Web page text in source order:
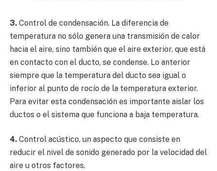
3. Control de condensación. La diferencia de
temperatura no sólo genera una transmisión de calor
hacia el aire, sino también que el aire exterior, que está
en contacto con el ducto, se condense. Lo anterior
siempre que la temperatura del ducto sea igual o
inferior al punto de rocío de la temperatura exterior.
Para evitar esta condensación es importante aislar los
ductos o el sistema que funciona a baja temperatura.
4. Control acústico, un aspecto que consiste en
reducir el nivel de sonido generado por la velocidad del
aire u otros factores.